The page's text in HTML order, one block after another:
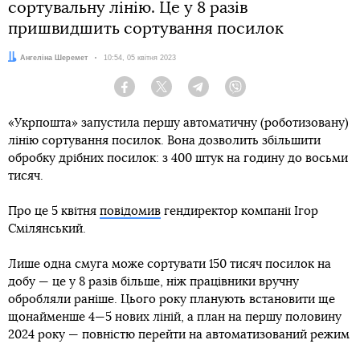
сортувальну лінію. Це у 8 разів
пришвидшить сортування посилок
Автор:
Ангеліна Шеремет Дата:
10:54, 05 квітня 2023
Facebook Twitter Telegram
«Укрпошта» запустила першу автоматичну (роботизовану)
лінію сортування посилок. Вона дозволить збільшити
обробку дрібних посилок: з 400 штук на годину до восьми
тисяч.
Про це 5 квітня повідомив гендиректор компанії Ігор
Смілянський.
Лише одна смуга може сортувати 150 тисяч посилок на
добу — це у 8 разів більше, ніж працівники вручну
обробляли раніше. Цього року планують встановити ще
щонайменше 4—5 нових ліній, а план на першу половину
2024 року — повністю перейти на автоматизований режим